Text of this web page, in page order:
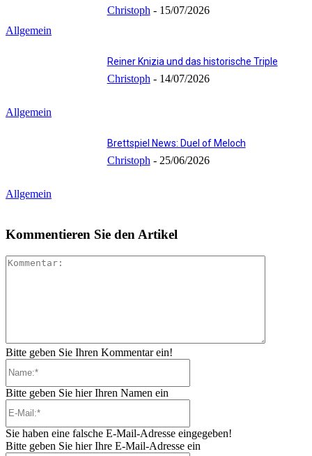
Allgemein
Christoph - 15/07/2026
Allgemein
Reiner Knizia und das historische Triple
Christoph - 14/07/2026
Allgemein
Brettspiel News: Duel of Meloch
Christoph - 25/06/2026
Kommentieren Sie den Artikel
Bitte geben Sie Ihren Kommentar ein!
Bitte geben Sie hier Ihren Namen ein
Sie haben eine falsche E-Mail-Adresse eingegeben!
Bitte geben Sie hier Ihre E-Mail-Adresse ein